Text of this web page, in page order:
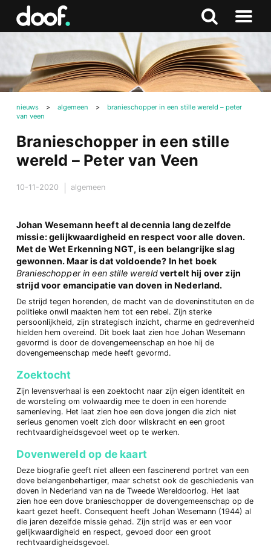
Zoeken
Naar
nieuws > algemeen >
branieschopper in een stille wereld – peter
van veen
Branieschopper in een stille
wereld – Peter van Veen
10-11-2020 algemeen
Johan Wesemann heeft al decennia lang dezelfde
missie: gelijkwaardigheid en respect voor alle doven.
Met de Wet Erkenning NGT, is een belangrijke slag
gewonnen. Maar is dat voldoende? In het boek
Branieschopper in een stille wereldvertelt hij over zijn
strijd voor emancipatie van doven in Nederland.
De strijd tegen horenden, de macht van de doveninstituten en de
politieke onwil maakten hem tot een rebel. Zijn sterke
persoonlijkheid, zijn strategisch inzicht, charme en gedrevenheid
hielden hem overeind. Dit boek laat zien hoe Johan Wesemann
gevormd is door de dovengemeenschap en hoe hij de
dovengemeenschap mede heeft gevormd.
Zoektocht
Zijn levensverhaal is een zoektocht naar zijn eigen identiteit en
de worsteling om volwaardig mee te doen in een horende
samenleving. Het laat zien hoe een dove jongen die zich niet
serieus genomen voelt zich door wilskracht en een groot
rechtvaardigheidsgevoel weet op te werken.
Dovenwereld op de kaart
Deze biografie geeft niet alleen een fascinerend portret van een
dove belangenbehartiger, maar schetst ook de geschiedenis van
doven in Nederland van na de Tweede Wereldoorlog. Het laat
zien hoe een dove branieschopper de dovengemeenschap op de
kaart gezet heeft. Consequent heeft Johan Wesemann (1944) al
die jaren dezelfde missie gehad. Zijn strijd was er een voor
gelijkwaardigheid en respect, gevoed door een groot
rechtvaardigheidsgevoel.
Doof.nl
Zoeken
naar
boven